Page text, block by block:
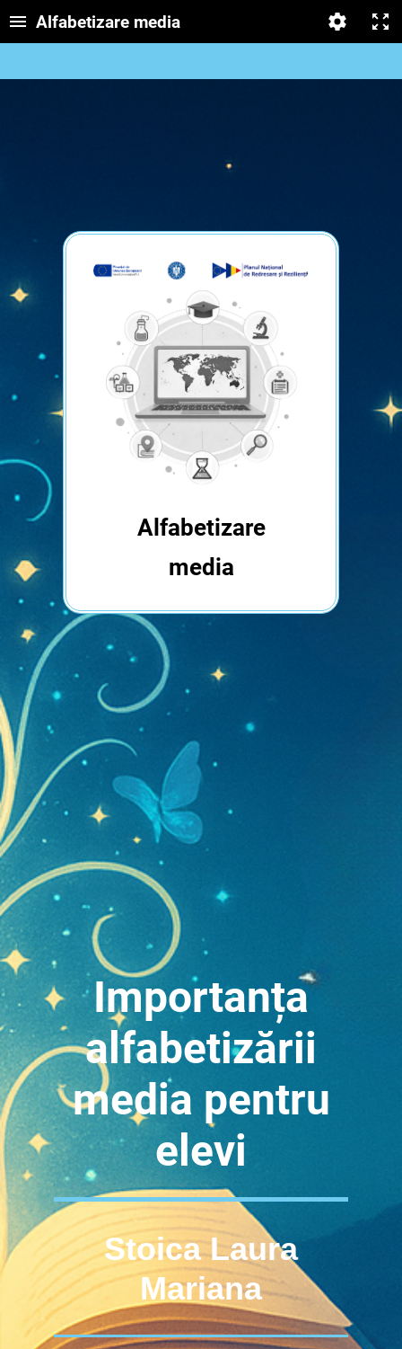
Alfabetizare media
Alfabetizare
media
Importanța
alfabetizării
media pentru
elevi
Stoica Laura
Mariana